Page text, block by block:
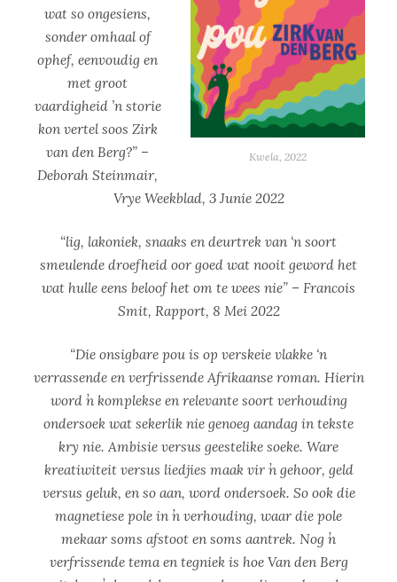
Kwela, 2022
wat so ongesiens,
sonder omhaal of
ophef, eenvoudig en
met groot
vaardigheid ’n storie
kon vertel soos Zirk
van den Berg?” –
Deborah Steinmair,
Vrye Weekblad, 3 Junie 2022
“lig, lakoniek, snaaks en deurtrek van ‘n soort
smeulende droefheid oor goed wat nooit geword het
wat hulle eens beloof het om te wees nie” – Francois
Smit, Rapport, 8 Mei 2022
“Die onsigbare pou is op verskeie vlakke ‘n
verrassende en verfrissende Afrikaanse roman. Hierin
word ŉ komplekse en relevante soort verhouding
ondersoek wat sekerlik nie genoeg aandag in tekste
kry nie. Ambisie versus geestelike soeke. Ware
kreatiwiteit versus liedjies maak vir ŉ gehoor, geld
versus geluk, en so aan, word ondersoek. So ook die
magnetiese pole in ŉ verhouding, waar die pole
mekaar soms afstoot en soms aantrek. Nog ŉ
verfrissende tema en tegniek is hoe Van den Berg